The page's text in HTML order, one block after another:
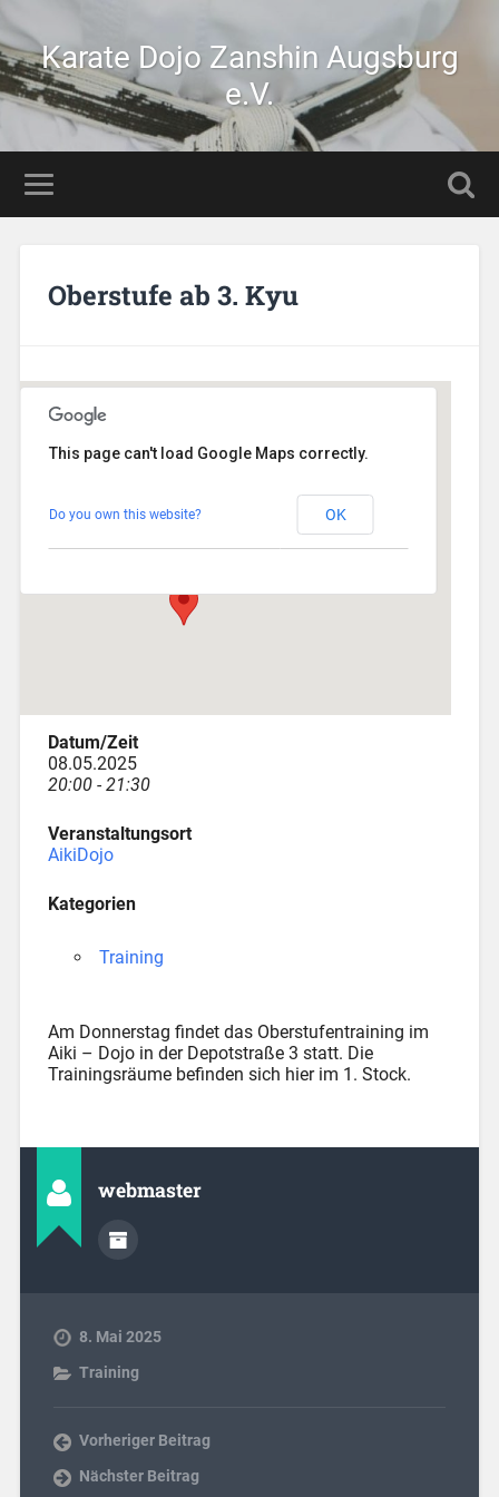
Karate Dojo Zanshin Augsburg
e.V.
Oberstufe ab 3. Kyu
Veranstaltungen
This page can't load Google Maps correctly.
Do you own this website? OK
Datum/Zeit
08.05.2025
20:00 - 21:30
Veranstaltungsort
AikiDojo
Kategorien
Training
Am Donnerstag findet das Oberstufentraining im
Aiki – Dojo in der Depotstraße 3 statt. Die
Trainingsräume befinden sich hier im 1. Stock.
webmaster
8. Mai 2025
Training
Vorheriger Beitrag
Nächster Beitrag